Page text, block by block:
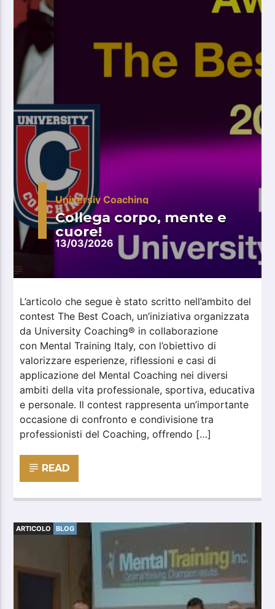
Universiy Coaching
13/03/2026
Collega corpo, mente e
cuore!
L’articolo che segue è stato scritto nell’ambito del
contest The Best Coach, un’iniziativa organizzata
da University Coaching® in collaborazione
con Mental Training Italy, con l’obiettivo di
valorizzare esperienze, riflessioni e casi di
applicazione del Mental Coaching nei diversi
ambiti della vita professionale, sportiva, educativa
e personale. Il contest rappresenta un’importante
occasione di confronto e condivisione tra
professionisti del Coaching, offrendo […]
READ
ARTICOLO BLOG